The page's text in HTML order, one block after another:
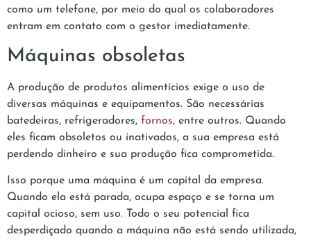
como um telefone, por meio do qual os colaboradores
entram em contato com o gestor imediatamente.
Máquinas obsoletas
A produção de produtos alimentícios exige o uso de
diversas máquinas e equipamentos. São necessárias
batedeiras, refrigeradores, fornos, entre outros. Quando
eles ficam obsoletos ou inativados, a sua empresa está
perdendo dinheiro e sua produção fica comprometida.
Isso porque uma máquina é um capital da empresa.
Quando ela está parada, ocupa espaço e se torna um
capital ocioso, sem uso. Todo o seu potencial fica
desperdiçado quando a máquina não está sendo utilizada,